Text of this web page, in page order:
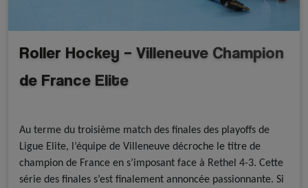
Roller Hockey – Villeneuve Champion
de France Elite
Au terme du troisième match des finales des playoffs de
Ligue Elite, l’équipe de Villeneuve décroche le titre de
champion de France en s’imposant face à Rethel 4-3. Cette
série des finales s’est finalement annoncée passionnante. Si